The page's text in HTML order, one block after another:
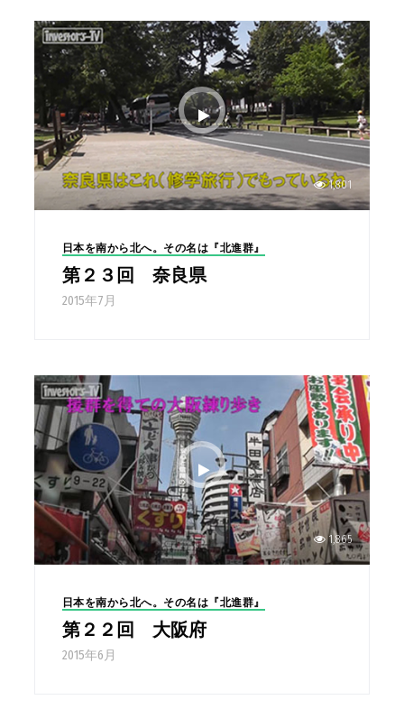
1,801
日本を南から北へ。その名は『北進群』
第２３回 奈良県
2015年7月
1,865
日本を南から北へ。その名は『北進群』
第２２回 大阪府
2015年6月